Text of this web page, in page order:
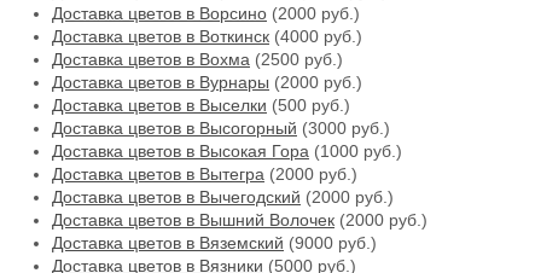
Доставка цветов в Ворсино (2000 руб.)
Доставка цветов в Воткинск (4000 руб.)
Доставка цветов в Вохма (2500 руб.)
Доставка цветов в Вурнары (2000 руб.)
Доставка цветов в Выселки (500 руб.)
Доставка цветов в Высогорный (3000 руб.)
Доставка цветов в Высокая Гора (1000 руб.)
Доставка цветов в Вытегра (2000 руб.)
Доставка цветов в Вычегодский (2000 руб.)
Доставка цветов в Вышний Волочек (2000 руб.)
Доставка цветов в Вяземский (9000 руб.)
Доставка цветов в Вязники (5000 руб.)